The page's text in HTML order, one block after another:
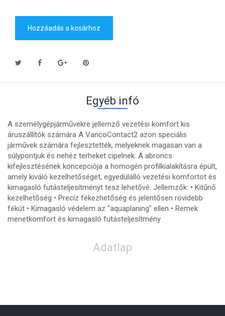
Hozzáadás a kosárhoz
Egyéb infó
A személygépjárművekre jellemző vezetési komfort kis
áruszállítók számára A VancoContact2 azon speciális
járművek számára fejlesztették, melyeknek magasan van a
súlypontjuk és nehéz terheket cipelnek. A abroncs
kifejlesztésének koncepciója a homogén profilkialakításra épült,
amely kiváló kezelhetőséget, egyedülálló vezetési komfortot és
kimagasló futásteljesítményt tesz lehetővé. Jellemzők: • Kitűnő
kezelhetőség • Precíz fékezhetőség és jelentősen rövidebb
fékút • Kimagasló védelem az "aquaplaning" ellen • Remek
menetkomfort és kimagasló futásteljesítmény
Adatlap